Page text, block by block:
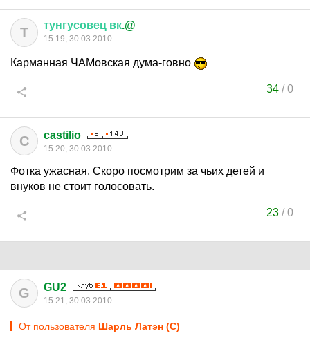
Т тунгусовец вк.@
15:19, 30.03.2010
Карманная ЧАМовская дума-говно
34 /0
C castilio
15:20, 30.03.2010
Фотка ужасная. Скоро посмотрим за чьих детей и
внуков не стоит голосовать.
23 /0
G GU2
15:21, 30.03.2010
От пользователя Шарль Латэн (С)